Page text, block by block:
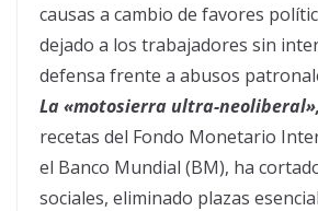
causas a cambio de favores
dejado a los trabajadores sin
defensa frente a abusos
La «motosierra ultra-neoliberal»,
recetas del Fondo Monetario
el Banco Mundial (BM), ha
sociales, eliminado plazas